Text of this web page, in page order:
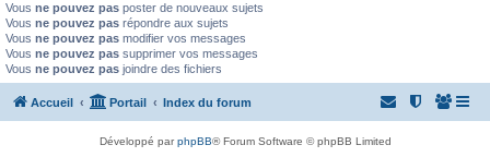
Vous ne pouvez pas poster de nouveaux sujets
Vous ne pouvez pas répondre aux sujets
Vous ne pouvez pas modifier vos messages
Vous ne pouvez pas supprimer vos messages
Vous ne pouvez pas joindre des fichiers
Accueil Portail Index du forum
Développé parphpBB® Forum Software © phpBB Limited